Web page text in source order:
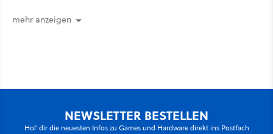
mehr anzeigen
NEWSLETTER BESTELLEN
Hol' dir die neuesten Infos zu Games und Hardware direkt ins Postfach